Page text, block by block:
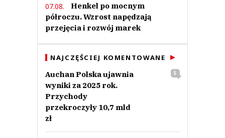
07.08.
Henkel po mocnym
półroczu. Wzrost napędzają
przejęcia i rozwój marek
NAJCZĘŚCIEJ KOMENTOWANE
Auchan Polska ujawnia
wyniki za 2025 rok.
Przychody
przekroczyły 10,7 mld
zł
5